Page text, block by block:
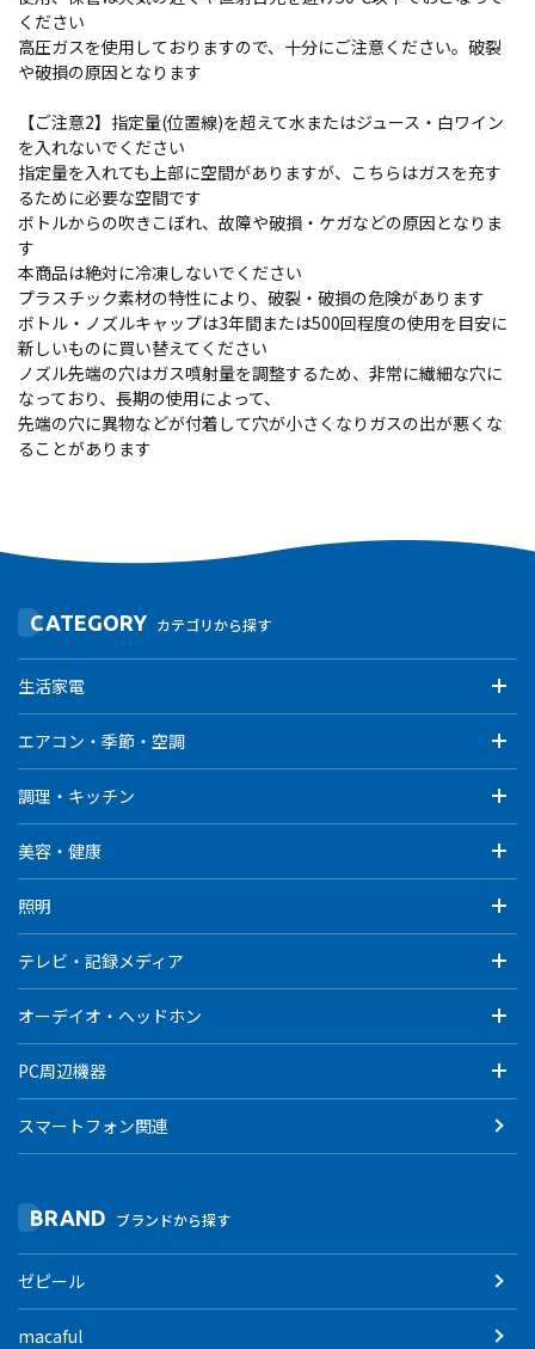
ください
高圧ガスを使用しておりますので、十分にご注意ください。破裂
や破損の原因となります
【ご注意2】指定量(位置線)を超えて水またはジュース・白ワイン
を入れないでください
指定量を入れても上部に空間がありますが、こちらはガスを充す
るために必要な空間です
ボトルからの吹きこぼれ、故障や破損・ケガなどの原因となりま
す
本商品は絶対に冷凍しないでください
プラスチック素材の特性により、破裂・破損の危険があります
ボトル・ノズルキャップは3年間または500回程度の使用を目安に
新しいものに買い替えてください
ノズル先端の穴はガス噴射量を調整するため、非常に繊細な穴に
なっており、長期の使用によって、
先端の穴に異物などが付着して穴が小さくなりガスの出が悪くな
ることがあります
CATEGORY カテゴリから探す
生活家電
エアコン・季節・空調
調理・キッチン
美容・健康
照明
テレビ・記録メディア
オーデイオ・ヘッドホン
PC周辺機器
スマートフォン関連
BRAND ブランドから探す
ゼピール
macaful